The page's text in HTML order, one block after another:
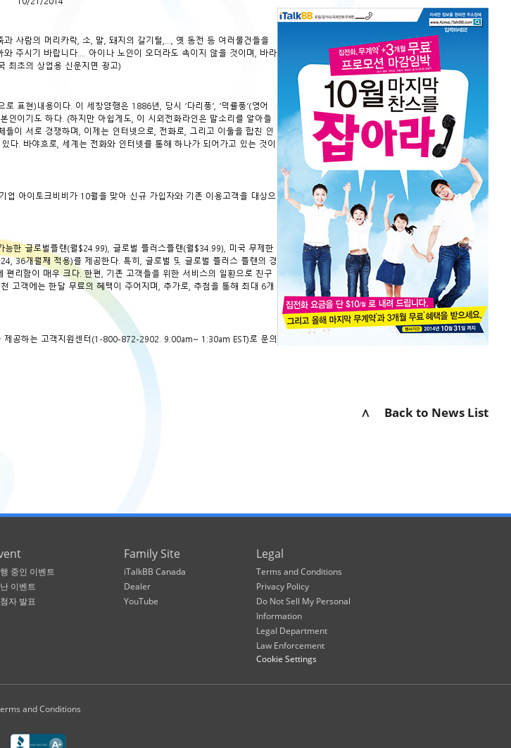
사람의 머리카락, 소, 말, 돼지의 갈기털,…, 옛 동전 등 여러물건들을
주시기 바랍니다…. 아이나 노인이 오더라도 속이지 않을 것이며, 바라
최초의 상업용 신문지면 광고)
표현)내용이다. 이 세창양행은 1886년, 당시 ‘다리풍’, ‘덕률풍’(영어
인이기도 하다. (하지만 아쉽게도, 이 시외전화라인은 말소리를 알아들
이 서로 경쟁하며, 이제는 인터넷으로, 전화로, 그리고 이둘을 합친 인
다. 바야흐로, 세계는 전화와 인터넷를 통해 하나가 되어가고 있는 것이
아이토크비비가 10월을 맞아 신규 가입자와 기존 이용고객을 대상으
한 글로벌플랜(월$24.99), 글로벌 플러스플랜(월$34.99), 미국 무제한
36개월째 적용)를 제공한다. 특히, 글로벌 및 글로벌 플러스 플랜의 경
리함이 매우 크다. 한편, 기존 고객들을 위한 서비스의 일환으로 친구
고객에는 한달 무료의 혜택이 주어지며, 추가로, 추첨을 통해 최대 6개
공하는 고객지원센터(1-800-872-2902. 9:00am~ 1:30am EST)로 문의
∧ Back to News List
중인 이벤트
이벤트
자 발표
Family Site
iTalkBB Canada
Dealer
YouTube
Legal
Terms and Conditions
Privacy Policy
Do Not Sell My Personal
Information
Legal Department
Law Enforcement
Cookie Settings
and Conditions